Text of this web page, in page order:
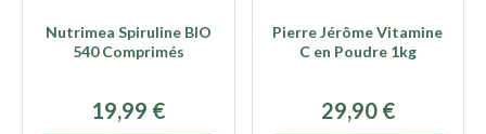
Nutrimea Spiruline BIO
540 Comprimés
19,99 €
Pierre Jérôme Vitamine
C en Poudre 1kg
29,90 €